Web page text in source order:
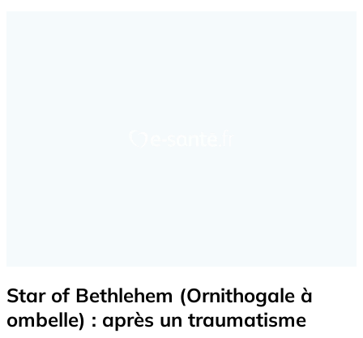
Star of Bethlehem (Ornithogale à
ombelle) : après un traumatisme